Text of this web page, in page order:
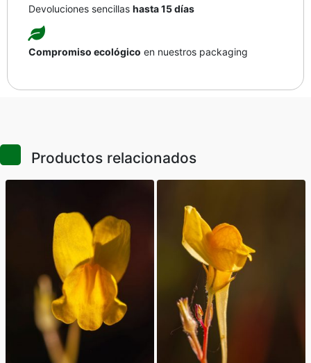
Devoluciones sencillas hasta 15 días
Compromiso ecológico en nuestros packaging
Productos relacionados